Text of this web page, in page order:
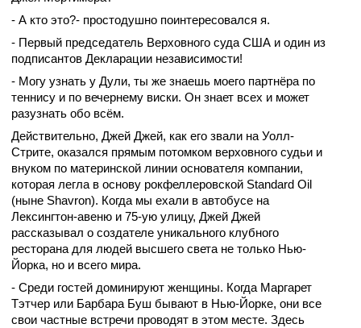
- А кто это?- простодушно поинтересовался я.
- Первый председатель Верховного суда США и один из
подписантов Декларации независимости!
- Могу узнать у Дули, ты же знаешь моего партнёра по
теннису и по вечернему виски. Он знает всех и может
разузнать обо всём.
Действительно, Джей Джей, как его звали на Уолл-
Стрите, оказался прямым потомком верховного судьи и
внуком по материнской линии основателя компании,
которая легла в основу рокфеллеровской Standard Oil
(ныне Shavron). Когда мы ехали в автобусе на
Лексингтон-авеню и 75-ую улицу, Джей Джей
рассказывал о создателе уникального клубного
ресторана для людей высшего света не только Нью-
Йорка, но и всего мира.
- Среди гостей доминируют женщины. Когда Маргарет
Тэтчер или Барбара Буш бывают в Нью-Йорке, они все
свои частные встречи проводят в этом месте. Здесь